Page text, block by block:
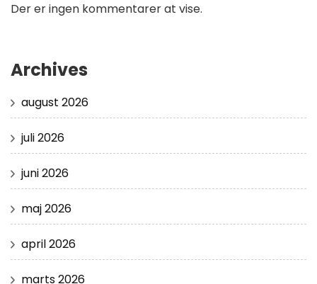
Der er ingen kommentarer at vise.
Archives
august 2026
juli 2026
juni 2026
maj 2026
april 2026
marts 2026